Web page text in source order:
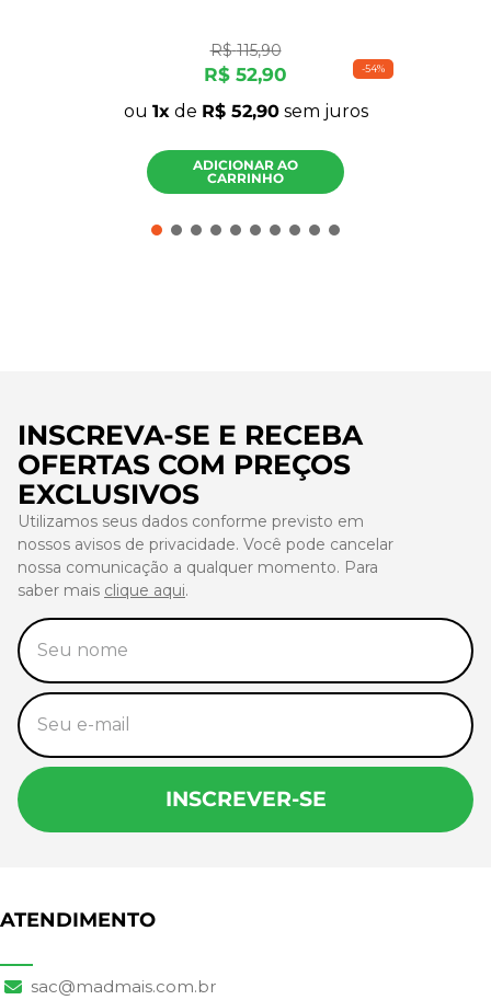
-54%
R$ 115,90
R$ 52,90
ou 1 de R$ 52,90sem juros
ADICIONAR AO
CARRINHO
INSCREVA-SE E RECEBA
OFERTAS COM PREÇOS
EXCLUSIVOS
Utilizamos seus dados conforme previsto em
nossos avisos de privacidade. Você pode cancelar
nossa comunicação a qualquer momento. Para
saber mais clique aqui.
INSCREVER-SE
ATENDIMENTO
sac@madmais.com.br